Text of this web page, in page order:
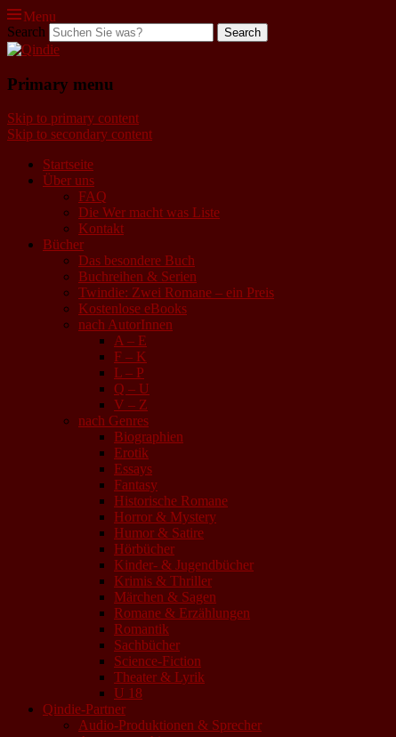
Menu
Qindie
Search
Primary menu
Skip to primary content
Skip to secondary content
Startseite
Über uns
FAQ
Die Wer macht was Liste
Kontakt
Bücher
Das besondere Buch
Buchreihen & Serien
Twindie: Zwei Romane – ein Preis
Kostenlose eBooks
nach AutorInnen
A – E
F – K
L – P
Q – U
V – Z
nach Genres
Biographien
Erotik
Essays
Fantasy
Historische Romane
Horror & Mystery
Humor & Satire
Hörbücher
Kinder- & Jugendbücher
Krimis & Thriller
Märchen & Sagen
Romane & Erzählungen
Romantik
Sachbücher
Science-Fiction
Theater & Lyrik
U 18
Qindie-Partner
Audio-Produktionen & Sprecher